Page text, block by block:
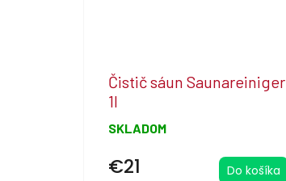
Čistič sáun Saunareiniger
1l
SKLADOM
€21 Do košíka